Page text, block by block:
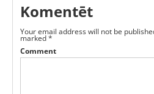
Komentēt
Your email address will not be
marked*
Comment